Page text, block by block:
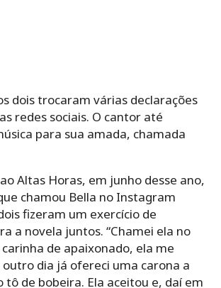
dois trocaram várias declarações
redes sociais. O cantor até
para sua amada, chamada
Altas Horas, em junho desse ano,
chamou Bella no Instagram
fizeram um exercício de
a novela juntos. “Chamei ela no
de apaixonado, ela me
outro dia já ofereci uma carona a
tô de bobeira. Ela aceitou e, daí em